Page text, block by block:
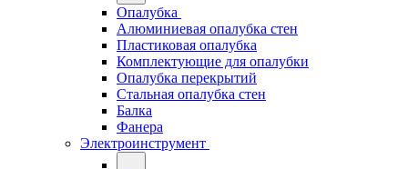
Опалубка
Алюминиевая опалубка стен
Пластиковая опалубка
Комплектующие для опалубки
Опалубка перекрытий
Стальная опалубка стен
Балка
Фанера
Электроинструмент